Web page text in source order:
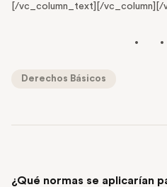
[/vc_column_text][/vc_column][/
Derechos Básicos
¿Qué normas se aplicarían